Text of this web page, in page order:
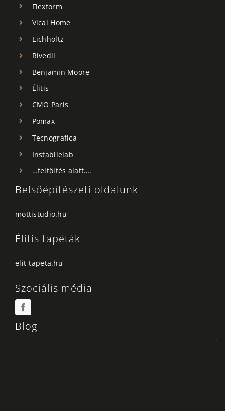
Flexform
Vical Home
Eichholtz
Rivedil
Benjamin Moore
Élitis
CMO Paris
Pomax
Tecnografica
Instabilelab
…feltöltés alatt….
Belsőépítészeti oldalunk
mottistudio.hu
Élitis tapéták
elit-tapeta.hu
Szociális média
Blog